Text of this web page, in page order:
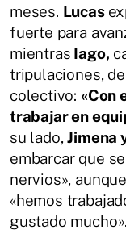
meses. Lucas
fuerte para
mientras Iago,
tripulaciones,
colectivo: «Con
trabajar en
su lado,Jimena
embarcar que
nervios»,
«hemos
gustado mucho».